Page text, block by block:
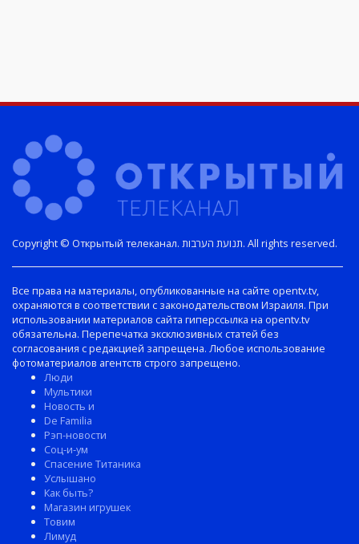
Copyright © Открытый телеканал. תנועת הערבות. All rights reserved.
Все права на материалы, опубликованные на сайте opentv.tv,
охраняются в соответствии с законодательством Израиля. При
использовании материалов сайта гиперссылка на opentv.tv
обязательна. Перепечатка эксклюзивных статей без
согласования с редакцией запрещена. Любое использование
фотоматериалов агентств строго запрещено.
Люди
Мультики
Новость и
De Familia
Рэп-новости
Соц-и-ум
Спасение Титаника
Услышано
Как быть?
Магазин игрушек
Товим
Лимуд